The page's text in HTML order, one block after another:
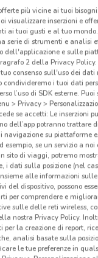
più vicine ai tuoi
visualizzare inserzioni e
ai tuoi gusti e al tuo
serie di strumenti e analisi
e sulle
2 della Privacy Policy.
consenso sull'uso dei
condivideremo i tuoi dati
l’uso di SDK esterne.
> Privacy >
se accetti: Le inserzioni
dell’app potranno trattare
su piattaforme
esempio, se un servizio a
sito di viaggi, potremo
i dati sulla posizione (nel
alle informazioni
del dispositivo, possono
per comprendere e
sulle delle reti wireless,
nostra Privacy Policy.
per la creazione di report,
analisi basate sulla
le tue preferenze in